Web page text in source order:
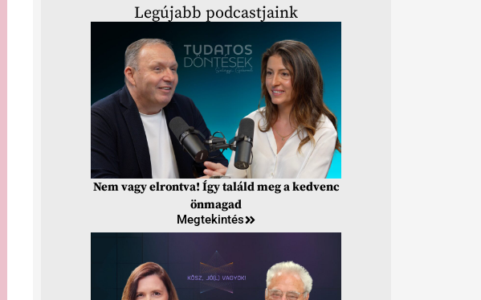
Legújabb podcastjaink
Nem vagy elrontva! Így találd meg a kedvenc
önmagad
Megtekintés